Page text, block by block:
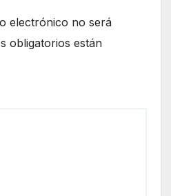
electrónico no será
obligatorios están